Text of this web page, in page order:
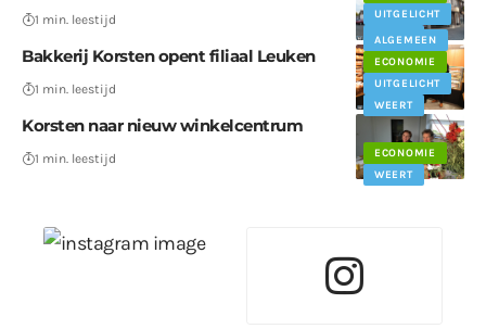
UITGELICHT
WEERT
1 min. leestijd
ALGEMEEN
ECONOMIE
UITGELICHT
WEERT
Bakkerij Korsten opent filiaal Leuken
1 min. leestijd
ECONOMIE
WEERT
Korsten naar nieuw winkelcentrum
1 min. leestijd